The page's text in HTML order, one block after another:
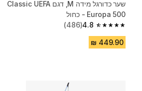
שער כדורגל מידה M, דגם Classic UEFA
Europa 500 - כחול
4.8
4.8 out of 5 stars from 486 reviews
(486)